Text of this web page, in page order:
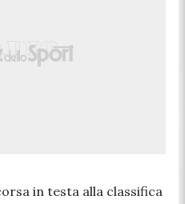
in testa alla classifica